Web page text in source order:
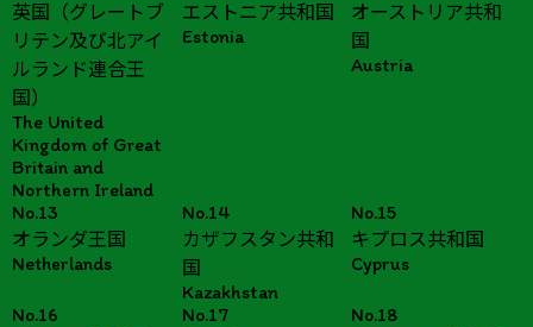
英国（グレートブ
リテン及び北アイ
ルランド連合王
国）
The United
Kingdom of Great
Britain and
Northern Ireland
エストニア共和国
Estonia
オーストリア共和
国
Austria
No.13
オランダ王国
Netherlands
No.14
カザフスタン共和
国
Kazakhstan
No.15
キプロス共和国
Cyprus
No.16
No.17
No.18